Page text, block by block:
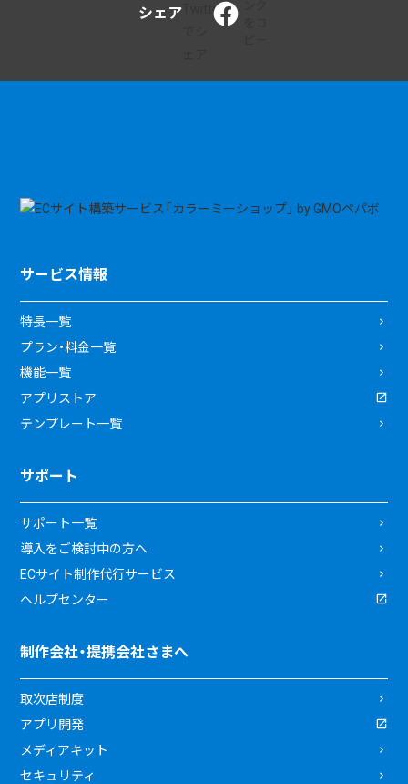
シェア
サービス情報
特長一覧
プラン・料金一覧
機能一覧
アプリストア
テンプレート一覧
サポート
サポート一覧
導入をご検討中の方へ
ECサイト制作代行サービス
ヘルプセンター
制作会社・提携会社さまへ
取次店制度
アプリ開発
メディアキット
セキュリティ